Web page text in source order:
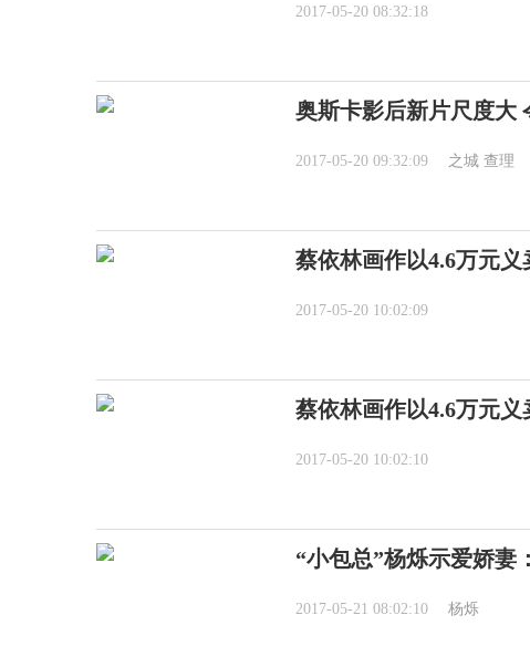
2017-05-20 08:32:18
奥斯卡影后新片尺度大
2017-05-20 09:32:09 之城 查理
蔡依林画作以4.6万元
2017-05-20 10:02:09
蔡依林画作以4.6万元
2017-05-20 10:02:10
“小包总”杨烁示爱娇妻
2017-05-21 08:02:10 杨烁